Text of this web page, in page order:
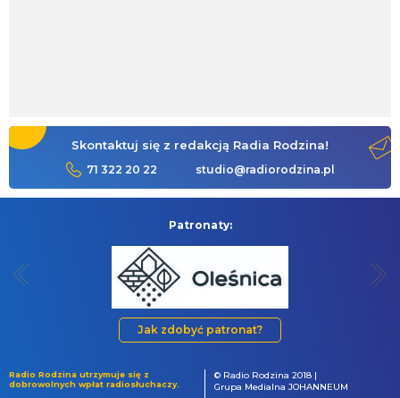
Skontaktuj się z redakcją Radia Rodzina!
71 322 20 22 studio@radiorodzina.pl
Patronaty:
Jak zdobyć patronat?
Radio Rodzina utrzymuje się z
dobrowolnych wpłat radiosłuchaczy.
© Radio Rodzina 2018 |
Grupa Medialna JOHANNEUM